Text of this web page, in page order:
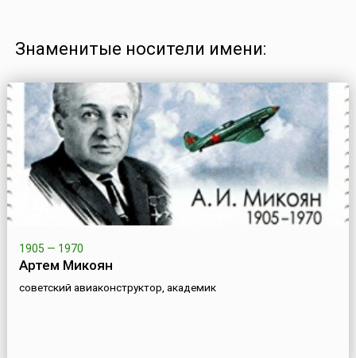
Знаменитые носители имени:
1905 — 1970
Артем Микоян
советский авиаконструктор, академик